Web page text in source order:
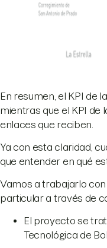
En resumen, el KPI de
mientras que el KPI de
enlaces que reciben.
Ya con esta claridad,
que entender en qué
Vamos a trabajarlo
particular a través de
El proyecto se
Tecnológica de